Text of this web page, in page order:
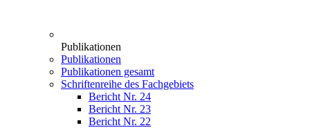
Publikationen
Publikationen
Publikationen gesamt
Schriftenreihe des Fachgebiets
Bericht Nr. 24
Bericht Nr. 23
Bericht Nr. 22